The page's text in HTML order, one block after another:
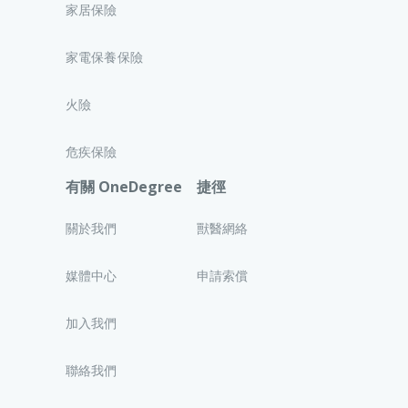
家居保險
家電保養保險
火險
危疾保險
有關 OneDegree
關於我們
媒體中心
加入我們
聯絡我們
捷徑
獸醫網絡
申請索償